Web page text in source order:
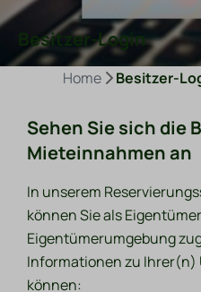
Besitzer-Login
Home Besitzer-
Sehen Sie sich die
Mieteinnahmen an
In unserem
können Sie als
Eigentümerumgebung
Informationen zu
können: